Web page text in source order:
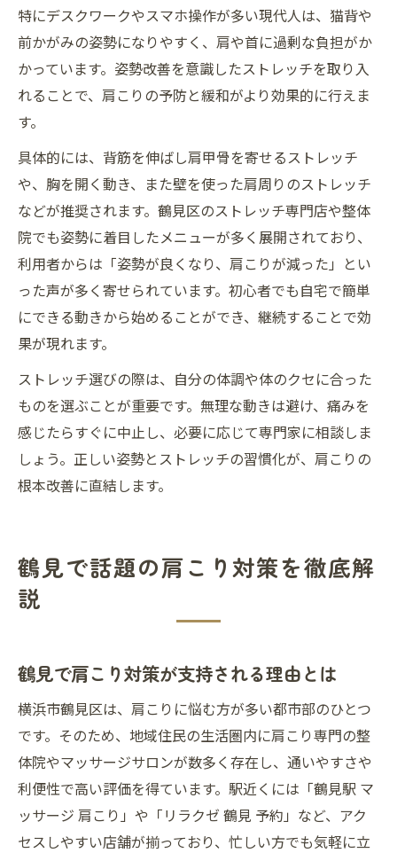
特にデスクワークやスマホ操作が多い現代人は、猫背や
前かがみの姿勢になりやすく、肩や首に過剰な負担がか
かっています。姿勢改善を意識したストレッチを取り入
れることで、肩こりの予防と緩和がより効果的に行えま
す。
具体的には、背筋を伸ばし肩甲骨を寄せるストレッチ
や、胸を開く動き、また壁を使った肩周りのストレッチ
などが推奨されます。鶴見区のストレッチ専門店や整体
院でも姿勢に着目したメニューが多く展開されており、
利用者からは「姿勢が良くなり、肩こりが減った」とい
った声が多く寄せられています。初心者でも自宅で簡単
にできる動きから始めることができ、継続することで効
果が現れます。
ストレッチ選びの際は、自分の体調や体のクセに合った
ものを選ぶことが重要です。無理な動きは避け、痛みを
感じたらすぐに中止し、必要に応じて専門家に相談しま
しょう。正しい姿勢とストレッチの習慣化が、肩こりの
根本改善に直結します。
鶴見で話題の肩こり対策を徹底解
説
鶴見で肩こり対策が支持される理由とは
横浜市鶴見区は、肩こりに悩む方が多い都市部のひとつ
です。そのため、地域住民の生活圏内に肩こり専門の整
体院やマッサージサロンが数多く存在し、通いやすさや
利便性で高い評価を得ています。駅近くには「鶴見駅 マ
ッサージ 肩こり」や「リラクゼ 鶴見 予約」など、アク
セスしやすい店舗が揃っており、忙しい方でも気軽に立